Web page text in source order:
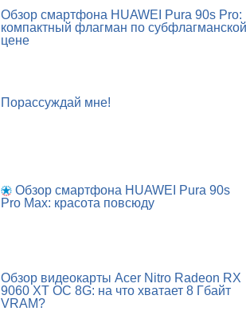
Обзор смартфона HUAWEI Pura 90s Pro:
компактный флагман по субфлагманской
цене
Порассуждай мне!
Обзор смартфона HUAWEI Pura 90s
Pro Max: красота повсюду
Обзор видеокарты Acer Nitro Radeon RX
9060 XT OC 8G: на что хватает 8 Гбайт
VRAM?